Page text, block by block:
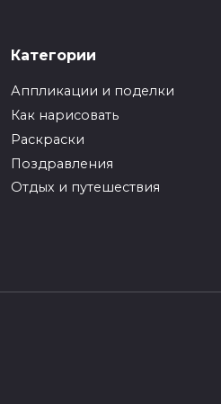
Категории
Аппликации и поделки
Как нарисовать
Раскраски
Поздравления
Отдых и путешествия